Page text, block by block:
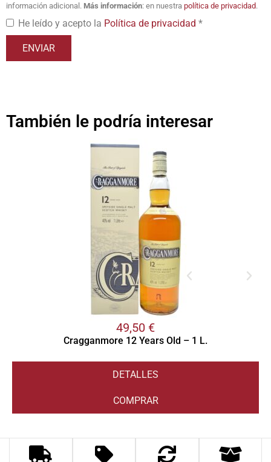
información adicional. Más información: en nuestra política de privacidad.
He leído y acepto la Política de privacidad *
También le podría interesar
49,50 €
Cragganmore 12 Years Old – 1 L.
DETALLES
COMPRAR